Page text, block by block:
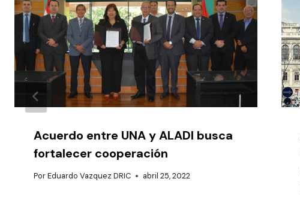
Acuerdo entre UNA y ALADI busca
fortalecer cooperación
PorEduardo Vazquez DRIC abril 25, 2022